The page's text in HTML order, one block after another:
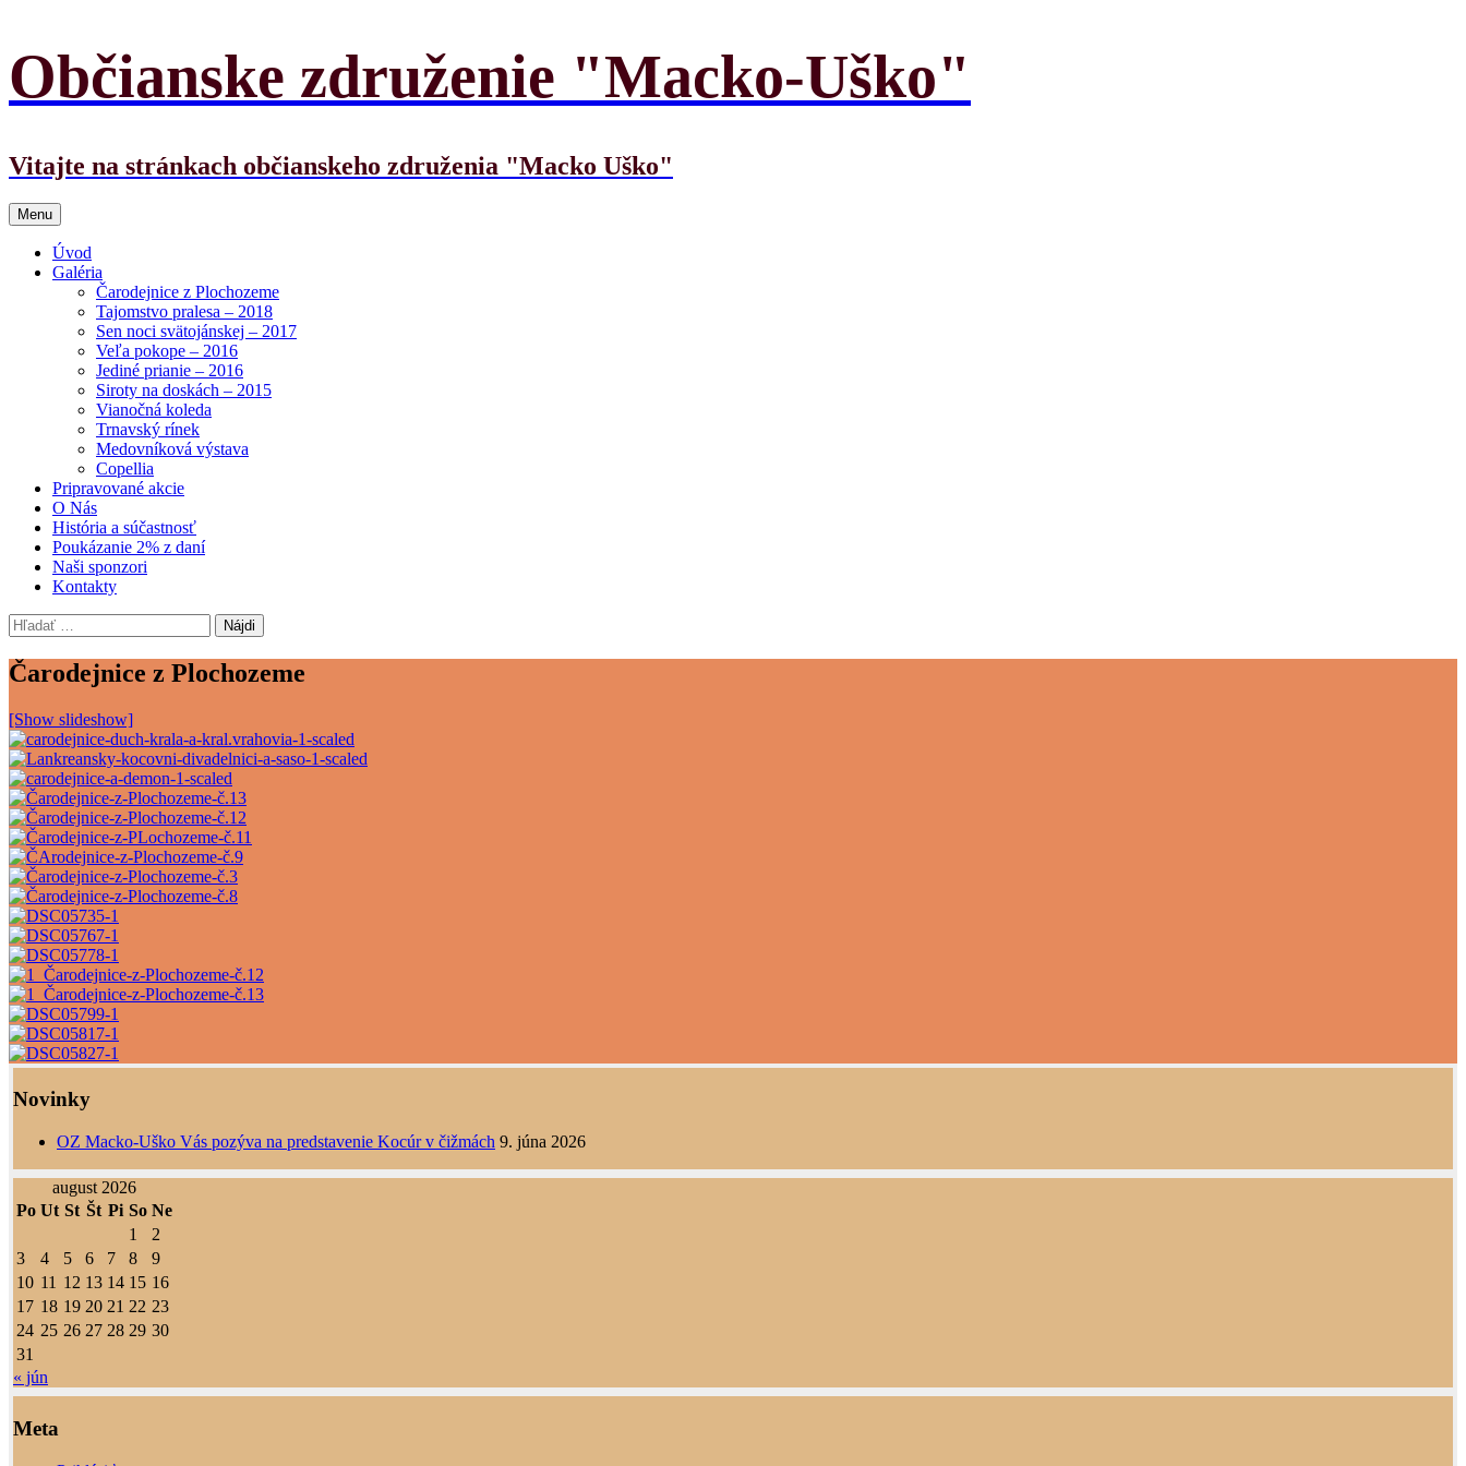
na
obsah
Občianske združenie "Macko-Uško"
Vitajte na stránkach občianskeho združenia "Macko Uško"
Menu
Úvod
Galéria
Čarodejnice z Plochozeme
Tajomstvo pralesa – 2018
Sen noci svätojánskej – 2017
Veľa pokope – 2016
Jediné prianie – 2016
Siroty na doskách – 2015
Vianočná koleda
Trnavský rínek
Medovníková výstava
Copellia
Pripravované akcie
O Nás
História a súčastnosť
Poukázanie 2% z daní
Naši sponzori
Kontakty
Hľadať:
Čarodejnice z Plochozeme
[Show slideshow]
Novinky
OZ Macko-Uško Vás pozýva na predstavenie Kocúr v čižmách 9. júna 2026
august 2026
Po Ut St Št Pi So Ne
1
2
3
4 5 6 7 8
9
10 11 12 13 14 15 16
17 18 19 20 21 22 23
24 25 26 27 28 29 30
31
« jún
Meta